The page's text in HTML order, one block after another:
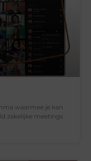
waarmee je kan
zakelijke meetings